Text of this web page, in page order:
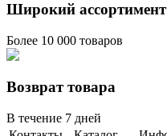
Широкий ассортимент
Более 10 000 товаров
Возврат товара
В течение 7 дней